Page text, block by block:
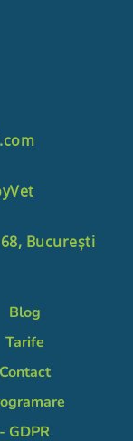
București
Blog
Tarife
Contact
GDPR